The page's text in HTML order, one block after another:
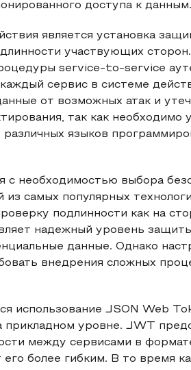
доступа к данным.
является установка
участвующих
service-to-service
сервис в системе
от возможных атак и
так как необходимо
различных языков
с необходимостью выбора
самых популярных
подлинности как на
надежный уровень
данные. Однако
внедрения сложных
использование JSON Web
уровне. JWT
между сервисами в
более гибким. В то время